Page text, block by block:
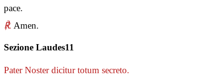
pace.
℟. Amen.
Sezione Laudes11
Pater Nosterdicitur totum secreto.